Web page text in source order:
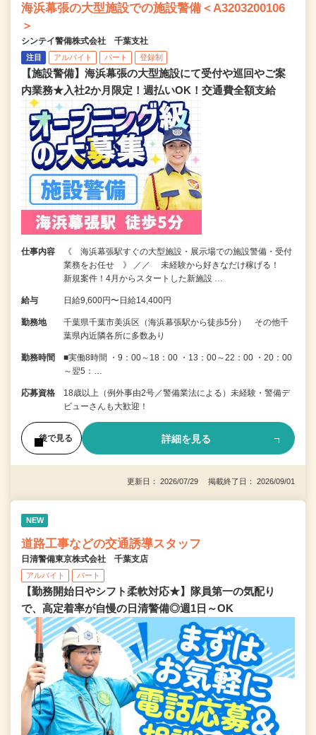
海浜幕張の大型施設での施設警備＜A3203200106
＞
シンテイ警備株式会社 千葉支社
注目 アルバイト パート 登録制
【施設警備】海浜幕張の大型施設にて受付や巡回やご案
内業務★入社2か月限定！週払いOK！交通費全額支給
仕事内容
《 海浜幕張駅すぐの大型施設・展示場での施設警備・受付
業務をお任せ 》 ／／ 未経験から好きなだけ稼げる！
新規案件！4月からスタートした新施設 …
給与 日給9,600円〜日給14,400円
勤務地
千葉県千葉市美浜区（海浜幕張駅から徒歩5分） その他千
葉県内近隣各所に多数あり
勤務時間
■実働8時間 ・9：00～18：00 ・13：00～22：00 ・20：00
～翌5：…
応募資格
18歳以上（例外事由2号／警備業法による）未経験・警備デ
ビューさんも大歓迎！
後で見る 詳細を見る
更新日： 2026/07/29 掲載終了日： 2026/09/01
NEW
道路工事などの交通誘導スタッフ
日清警備東京株式会社 千葉支店
アルバイト パート
【勤務開始日やシフト柔軟対応★】隊員第一の気配り
で、高定着率が自慢の日清警備◎週1日～OK